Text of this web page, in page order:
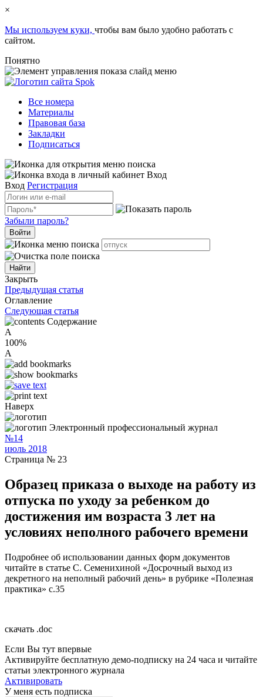
×
Мы используем куки, чтобы вам было удобно работать с
сайтом.
Понятно
Все номера
Материалы
Правовая база
Закладки
Подписаться
Вход
Вход Регистрация
Забыли пароль?
Войти
Закрыть
Предыдущая статья
Оглавление
Следующая статья
Содержание
A
100%
A
Наверх
Электронный профессиональный журнал
№14
июль 2018
Страница № 23
Образец приказа о выходе на работу из
отпуска по уходу за ребенком до
достижения им возраста 3 лет на
условиях неполного рабочего времени
Подробнее об использовании данных форм документов
читайте в статье С. Семенихиной «Досрочный выход из
декретного на неполный рабочий день» в рубрике «Полезная
практика» c.35
скачать .doc
Если Вы тут впервые
Активируйте бесплатную демо-подписку на 24 часа и читайте
статьи электронного журнала
Активировать
У меня есть подписка